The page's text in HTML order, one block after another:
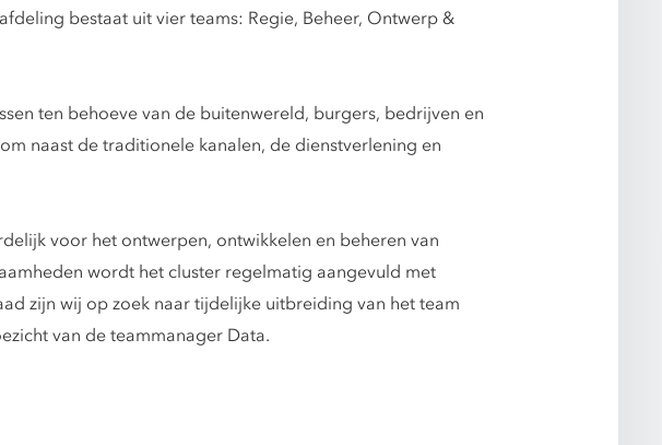
bestaat uit vier teams: Regie, Beheer, Ontwerp &
ten behoeve van de buitenwereld, burgers, bedrijven en
naast de traditionele kanalen, de dienstverlening en
voor het ontwerpen, ontwikkelen en beheren van
wordt het cluster regelmatig aangevuld met
zijn wij op zoek naar tijdelijke uitbreiding van het team
van de teammanager Data.